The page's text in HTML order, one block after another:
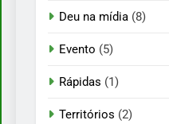
Deu na mídia (8)
Evento (5)
Rápidas (1)
Territórios (2)